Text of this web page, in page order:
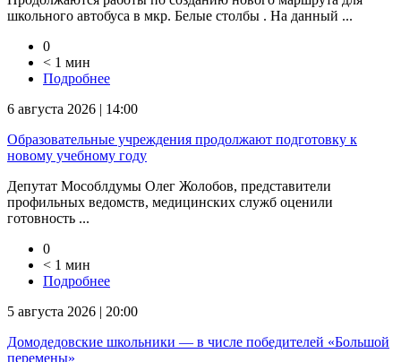
школьного автобуса в мкр. Белые столбы . На данный ...
0
< 1 мин
Подробнее
6 августа 2026 | 14:00
Образовательные учреждения продолжают подготовку к
новому учебному году
Депутат Мособлдумы Олег Жолобов, представители
профильных ведомств, медицинских служб оценили
готовность ...
0
< 1 мин
Подробнее
5 августа 2026 | 20:00
Домодедовские школьники — в числе победителей «Большой
перемены»